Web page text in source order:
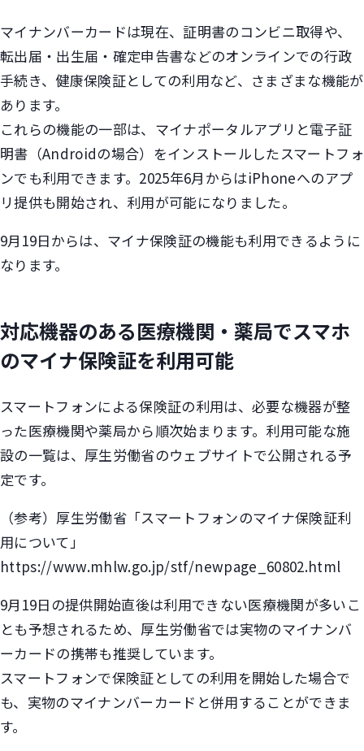
マイナンバーカードは現在、証明書のコンビニ取得や、
転出届・出生届・確定申告書などのオンラインでの行政
手続き、健康保険証としての利用など、さまざまな機能が
あります。
これらの機能の一部は、マイナポータルアプリと電子証
明書（Androidの場合）をインストールしたスマートフォ
ンでも利用できます。2025年6月からはiPhoneへのアプ
リ提供も開始され、利用が可能になりました。
9月19日からは、マイナ保険証の機能も利用できるように
なります。
対応機器のある医療機関・薬局でスマホ
のマイナ保険証を利用可能
スマートフォンによる保険証の利用は、必要な機器が整
った医療機関や薬局から順次始まります。利用可能な施
設の一覧は、厚生労働省のウェブサイトで公開される予
定です。
（参考）厚生労働省「スマートフォンのマイナ保険証利
用について」
https://www.mhlw.go.jp/stf/newpage_60802.html
9月19日の提供開始直後は利用できない医療機関が多いこ
とも予想されるため、厚生労働省では実物のマイナンバ
ーカードの携帯も推奨しています。
スマートフォンで保険証としての利用を開始した場合で
も、実物のマイナンバーカードと併用することができま
す。